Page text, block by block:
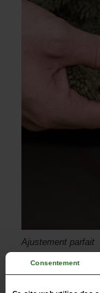
Consentement
Ajustement parfait